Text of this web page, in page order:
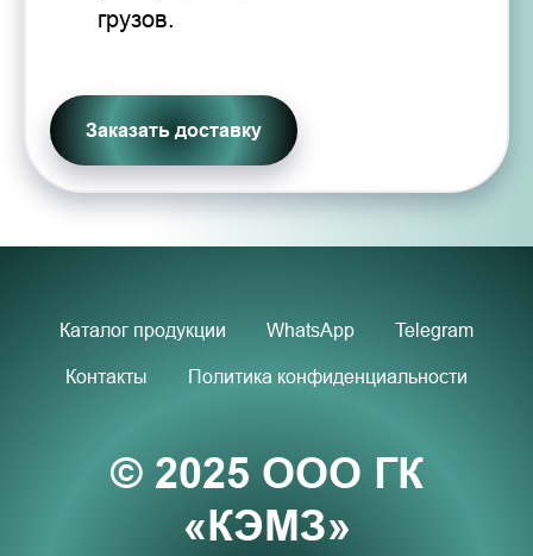
грузов.
Заказать доставку
Каталог продукции WhatsApp Telegram
Контакты Политика конфиденциальности
© 2025 ООО ГК
«КЭМЗ»